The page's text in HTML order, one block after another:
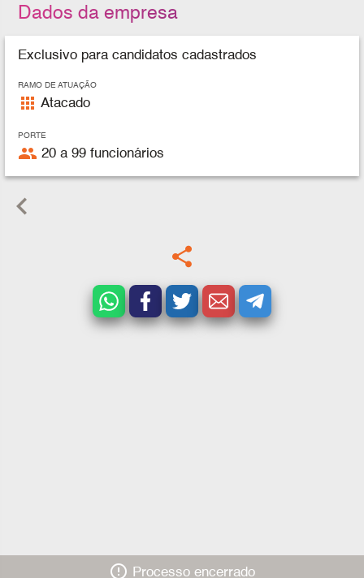
error_outline Processo encerrado
Dados da empresa
Exclusivo para candidatos cadastrados
RAMO DE ATUAÇÃO
apps Atacado
PORTE
people 20 a 99 funcionários
keyboard_arrow_left
share